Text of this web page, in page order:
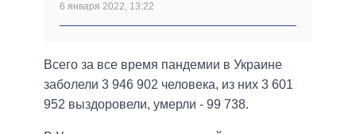
6 января 2022, 13:22
Всего за все время пандемии в Украине
заболели 3 946 902 человека, из них 3 601
952 выздоровели, умерли - 99 738.